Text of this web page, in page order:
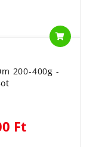
200-400g -
Ft